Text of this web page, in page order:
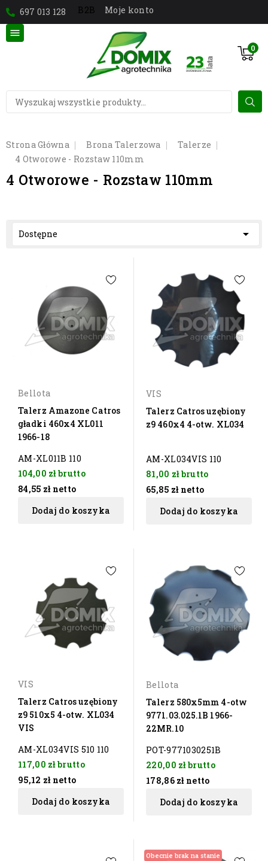
697 013 128 B2B Moje konto
0

Strona Główna Brona Talerzowa
Talerze
4 Otworowe - Rozstaw 110mm
4 Otworowe - Rozstaw 110mm
Dostępne 
Bellota
Talerz Amazone Catros
gładki 460x4 XL011
1966-18
AM-XL011B 110
104,00 złbrutto
84,55 zł netto
Dodaj do koszyka
VIS
Talerz Catros uzębiony
z9 460x4 4-otw. XL034
AM-XL034VIS 110
81,00 złbrutto
65,85 zł netto
Dodaj do koszyka
VIS
Talerz Catros uzębiony
z9 510x5 4-otw. XL034
VIS
AM-XL034VIS 510 110
117,00 złbrutto
95,12 zł netto
Dodaj do koszyka
Bellota
Talerz 580x5mm 4-otw
9771.03.025.1B 1966-
22MR.10
POT-9771030251B
220,00 złbrutto
178,86 zł netto
Dodaj do koszyka
Obecnie brak na stanie